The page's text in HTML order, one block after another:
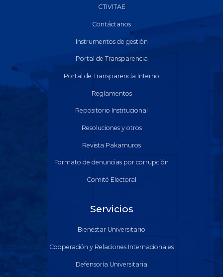
CTIVITAE
Contáctanos
Instrumentos de gestión
Portal de Transparencia
Portal de Transparencia Interno
Reglamentos
Repositorio Institucional
Resoluciones y otros
Revista Pakamuros
Formato de denuncias por corrupción
Comité Electoral
Servicios
Bienestar Universitario
Cooperación y Relaciones Internacionales
Defensoría Universitaria